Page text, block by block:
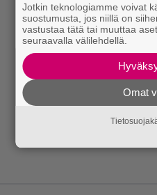
Jotkin teknologiamme voivat
suostumusta, jos niillä on
vastustaa tätä tai muuttaa
seuraavalla välilehdellä.
Omat